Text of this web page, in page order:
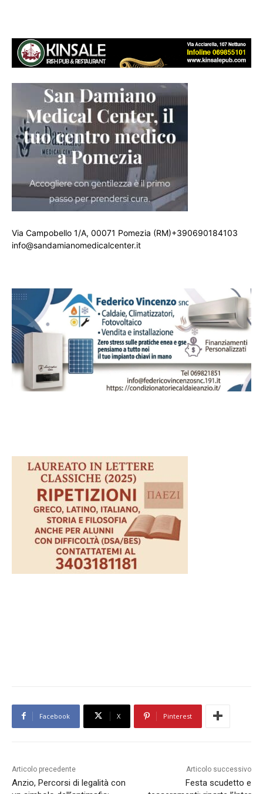
Via Campobello 1/A, 00071 Pomezia (RM)+390690184103
info@sandamianomedicalcenter.it
Facebook X Pinterest
Articolo precedente
Anzio, Percorsi di legalità con
Articolo successivo
Festa scudetto e